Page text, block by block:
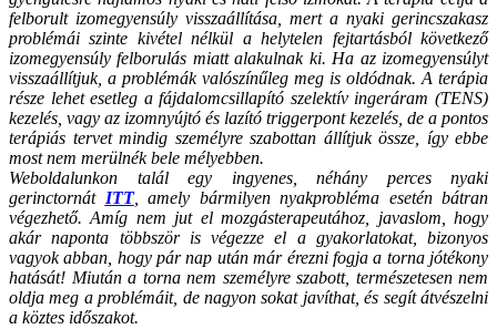
felborult izomegyensúly visszaállítása, mert a nyaki gerincszakasz
problémái szinte kivétel nélkül a helytelen fejtartásból következő
izomegyensúly felborulás miatt alakulnak ki. Ha az izomegyensúlyt
visszaállítjuk, a problémák valószínűleg meg is oldódnak. A terápia
része lehet esetleg a fájdalomcsillapító szelektív ingeráram (TENS)
kezelés, vagy az izomnyújtó és lazító triggerpont kezelés, de a pontos
terápiás tervet mindig személyre szabottan állítjuk össze, így ebbe
most nem merülnék bele mélyebben.
Weboldalunkon talál egy ingyenes, néhány perces nyaki
gerinctornát ITT, amely bármilyen nyakprobléma esetén bátran
végezhető. Amíg nem jut el mozgásterapeutához, javaslom, hogy
akár naponta többször is végezze el a gyakorlatokat, bizonyos
vagyok abban, hogy pár nap után már érezni fogja a torna jótékony
hatását! Miután a torna nem személyre szabott, természetesen nem
oldja meg a problémáit, de nagyon sokat javíthat, és segít átvészelni
a köztes időszakot.